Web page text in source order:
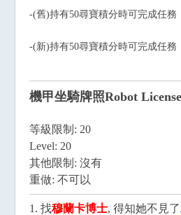
-(舊)持有50尋寶積分時可完成任務
-(新)持有50尋寶積分時可完成任務
機甲坐騎牌照Robot License
等級限制: 20
Level: 20
其他限制: 沒有
重做: 不可以
1. 找穆蘭卡博士, 得知她不見了